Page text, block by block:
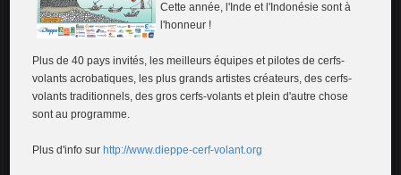
Cette année, l'Inde et l'Indonésie sont à
l'honneur !
Plus de 40 pays invités, les meilleurs équipes et pilotes de cerfs-
volants acrobatiques, les plus grands artistes créateurs, des cerfs-
volants traditionnels, des gros cerfs-volants et plein d'autre chose
sont au programme.
Plus d'info sur http://www.dieppe-cerf-volant.org